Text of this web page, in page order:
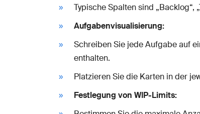
Typische Spalten sind „Backlog“,
Aufgabenvisualisierung:
Schreiben Sie jede Aufgabe auf
enthalten.
Platzieren Sie die Karten in der
Festlegung von WIP-Limits: